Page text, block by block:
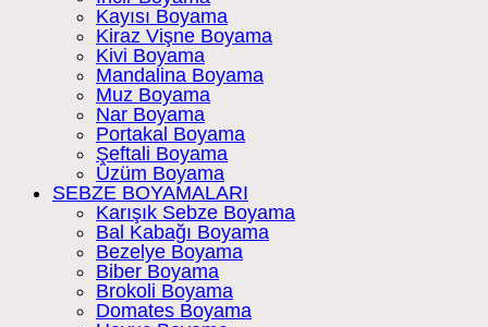
Kayısı Boyama
Kiraz Vişne Boyama
Kivi Boyama
Mandalina Boyama
Muz Boyama
Nar Boyama
Portakal Boyama
Şeftali Boyama
Üzüm Boyama
SEBZE BOYAMALARI
Karışık Sebze Boyama
Bal Kabağı Boyama
Bezelye Boyama
Biber Boyama
Brokoli Boyama
Domates Boyama